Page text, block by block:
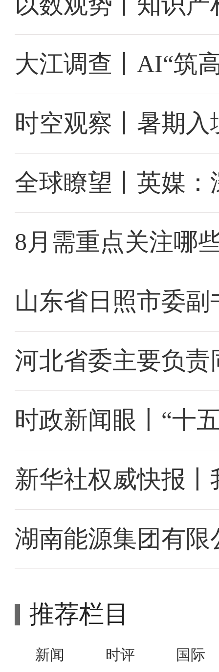
大江调查丨AI“筑
时空观察丨暑期入
全球瞭望丨英媒
8月需重点关注哪
山东省日照市委
河北省委主要负
时政新闻眼丨“十
新华社权威快报
湖南能源集团有
推荐栏目
新闻 时评
国际